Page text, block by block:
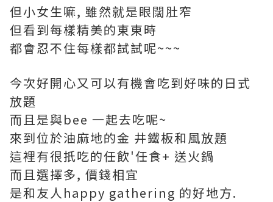
但小女生嘛, 雖然就是眼闊肚窄
但看到每樣精美的東東時
都會忍不住每樣都試試呢~~~
今次好開心又可以有機會吃到好味的日式
放題
而且是與bee 一起去吃呢~
來到位於油麻地的金 井鐵板和風放題
這裡有很扺吃的任飲'任食+ 送火鍋
而且選擇多, 價錢相宜
是和友人happy gathering 的好地方.